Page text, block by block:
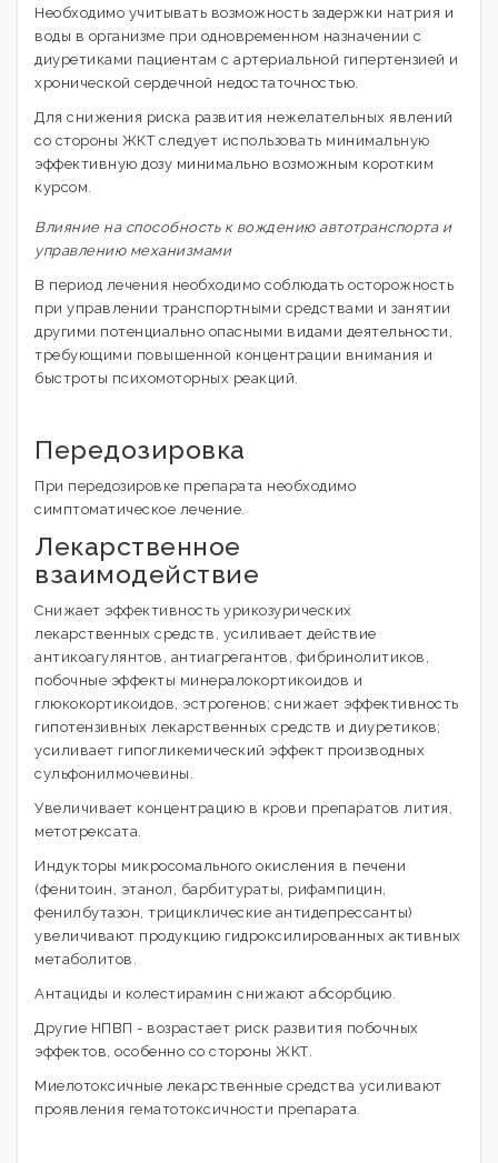
Необходимо учитывать возможность задержки натрия и
воды в организме при одновременном назначении с
диуретиками пациентам с артериальной гипертензией и
хронической сердечной недостаточностью.
Для снижения риска развития нежелательных явлений
со стороны ЖКТ следует использовать минимальную
эффективную дозу минимально возможным коротким
курсом.
Влияние на способность к вождению автотранспорта и
управлению механизмами
В период лечения необходимо соблюдать осторожность
при управлении транспортными средствами и занятии
другими потенциально опасными видами деятельности,
требующими повышенной концентрации внимания и
быстроты психомоторных реакций.
Передозировка
При передозировке препарата необходимо
симптоматическое лечение.
Лекарственное
взаимодействие
Снижает эффективность урикозурических
лекарственных средств, усиливает действие
антикоагулянтов, антиагрегантов, фибринолитиков,
побочные эффекты минералокортикоидов и
глюкокортикоидов, эстрогенов; снижает эффективность
гипотензивных лекарственных средств и диуретиков;
усиливает гипогликемический эффект производных
сульфонилмочевины.
Увеличивает концентрацию в крови препаратов лития,
метотрексата.
Индукторы микросомального окисления в печени
(фенитоин, этанол, барбитураты, рифампицин,
фенилбутазон, трициклические антидепрессанты)
увеличивают продукцию гидроксилированных активных
метаболитов.
Антациды и колестирамин снижают абсорбцию.
Другие НПВП - возрастает риск развития побочных
эффектов, особенно со стороны ЖКТ.
Миелотоксичные лекарственные средства усиливают
проявления гематотоксичности препарата.